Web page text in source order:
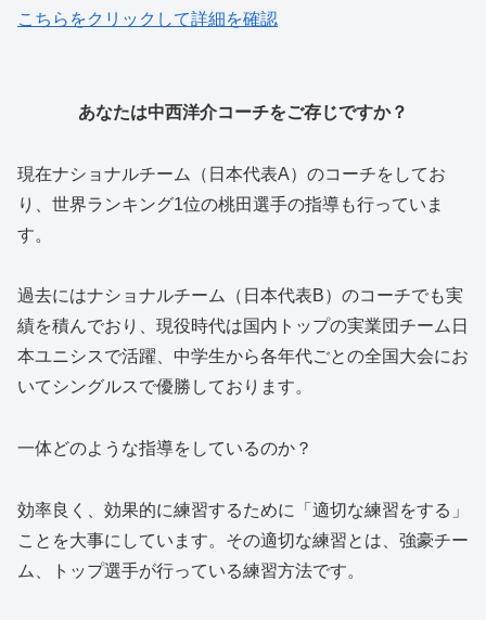
こちらをクリックして詳細を確認
あなたは中西洋介コーチをご存じですか？
現在ナショナルチーム（日本代表A）のコーチをしてお
り、世界ランキング1位の桃田選手の指導も行っていま
す。
過去にはナショナルチーム（日本代表B）のコーチでも実
績を積んでおり、現役時代は国内トップの実業団チーム日
本ユニシスで活躍、中学生から各年代ごとの全国大会にお
いてシングルスで優勝しております。
一体どのような指導をしているのか？
効率良く、効果的に練習するために「適切な練習をする」
ことを大事にしています。その適切な練習とは、強豪チー
ム、トップ選手が行っている練習方法です。